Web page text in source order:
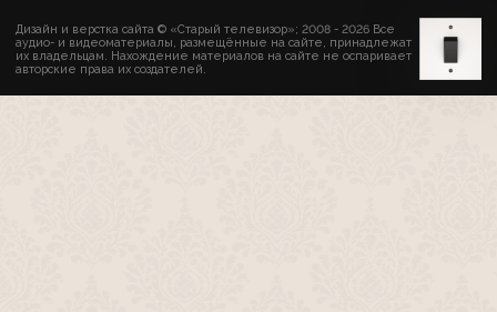
Дизайн и верстка сайта © «Старый телевизор»; 2008 - 2026 Все
аудио- и видеоматериалы, размещённые на сайте, принадлежат
их владельцам. Нахождение материалов на сайте не оспаривает
авторские права их создателей.